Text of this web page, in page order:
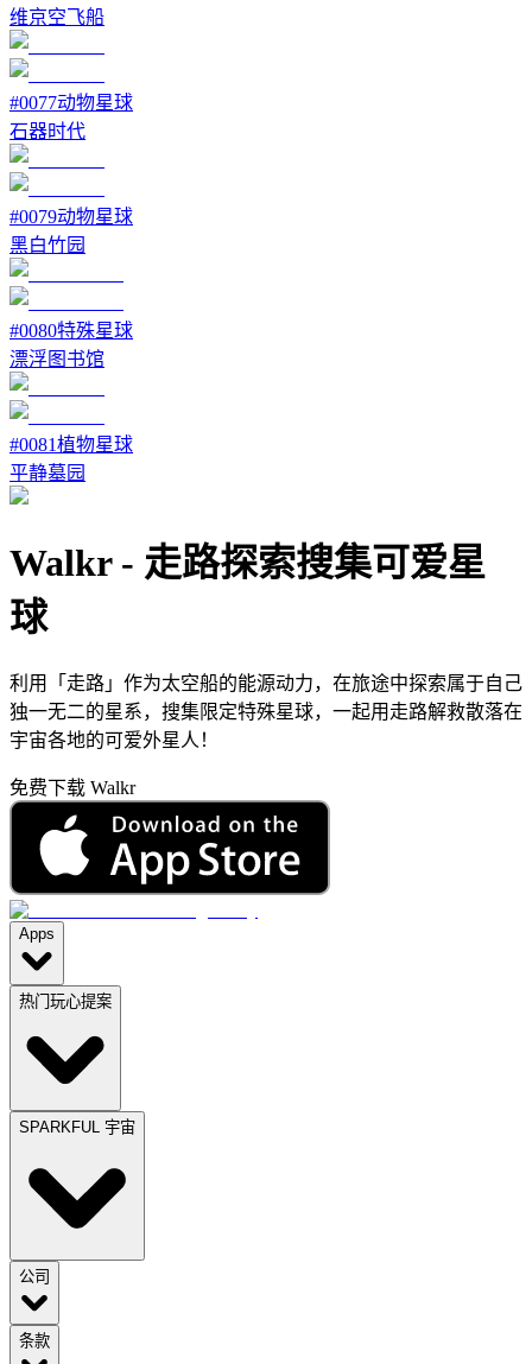
维京空飞船
#0077动物星球
石器时代
#0079动物星球
黑白竹园
#0080特殊星球
漂浮图书馆
#0081植物星球
平静墓园
Walkr- 走路探索搜集可爱星
球
利用「走路」作为太空船的能源动力，在旅途中探索属于自己
独一无二的星系，搜集限定特殊星球，一起用走路解救散落在
宇宙各地的可爱外星人！
免费下载 Walkr
Apps
热门玩心提案
SPARKFUL 宇宙
公司
条款